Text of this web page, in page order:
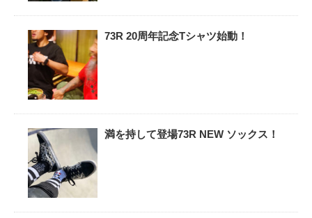
73R 20周年記念Tシャツ始動！
満を持して登場73R NEW ソックス！